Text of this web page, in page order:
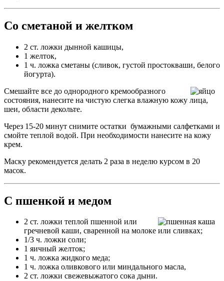
Со сметаной и желтком
2 ст. ложки дынной кашицы,
1 желток,
1 ч. ложка сметаны (сливок, густой простокваши, белого
йогурта).
Смешайте все до однородного кремообразного
состояния, нанесите на чистую слегка влажную кожу лица,
шеи, области декольте.
Через 15-20 минут снимите остатки бумажными салфетками и
смойте теплой водой. При необходимости нанесите на кожу
крем.
Маску рекомендуется делать 2 раза в неделю курсом в 20
масок.
С пшенкой и медом
2 ст. ложки теплой пшенной или
гречневой каши, сваренной на молоке или сливках;
1/3 ч. ложки соли;
1 яичный желток;
1 ч. ложка жидкого меда;
1 ч. ложка оливкового или миндального масла,
2 ст. ложки свежевыжатого сока дыни.